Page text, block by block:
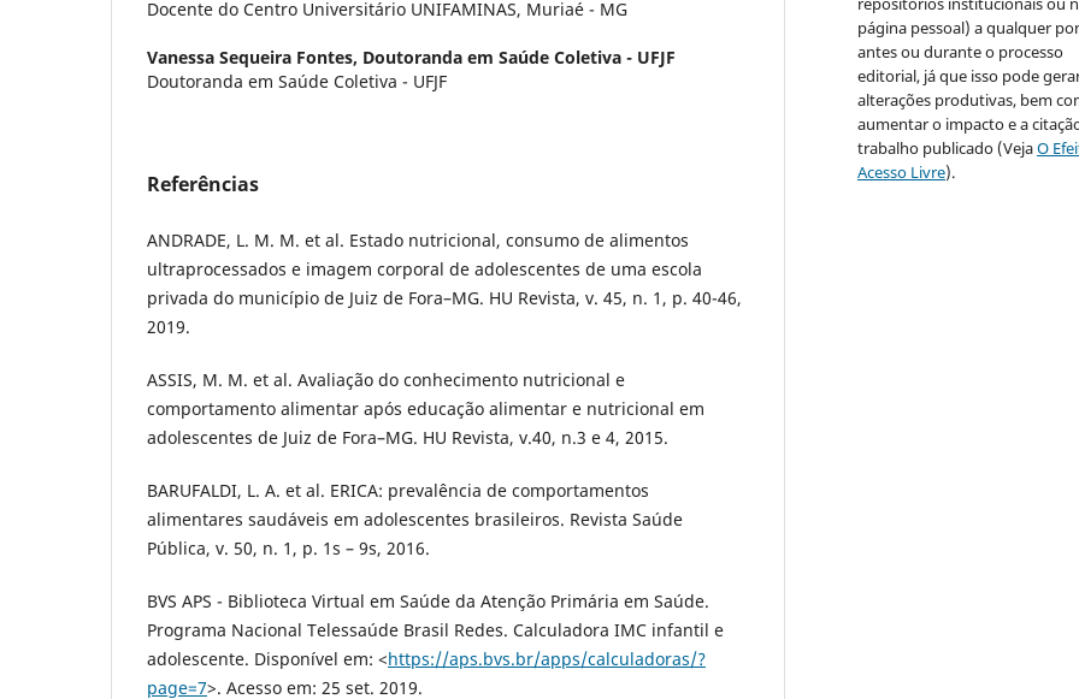
Docente do Centro Universitário UNIFAMINAS, Muriaé - MG
Vanessa Sequeira Fontes, Doutoranda em Saúde Coletiva - UFJF
Doutoranda em Saúde Coletiva - UFJF
Referências
ANDRADE, L. M. M. et al. Estado nutricional, consumo de alimentos
ultraprocessados e imagem corporal de adolescentes de uma escola
privada do município de Juiz de Fora–MG. HU Revista, v. 45, n. 1, p. 40-46,
2019.
ASSIS, M. M. et al. Avaliação do conhecimento nutricional e
comportamento alimentar após educação alimentar e nutricional em
adolescentes de Juiz de Fora–MG. HU Revista, v.40, n.3 e 4, 2015.
BARUFALDI, L. A. et al. ERICA: prevalência de comportamentos
alimentares saudáveis em adolescentes brasileiros. Revista Saúde
Pública, v. 50, n. 1, p. 1s – 9s, 2016.
BVS APS - Biblioteca Virtual em Saúde da Atenção Primária em Saúde.
Programa Nacional Telessaúde Brasil Redes. Calculadora IMC infantil e
adolescente. Disponível em: <https://aps.bvs.br/apps/calculadoras/?
page=7>. Acesso em: 25 set. 2019.
página pessoal) a qualquer
antes ou durante o processo
editorial, já que isso pode
alterações produtivas, bem
aumentar o impacto e a
trabalho publicado (VejaO
Acesso Livre).